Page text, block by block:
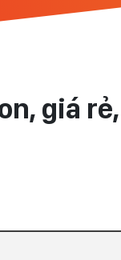
giá rẻ,